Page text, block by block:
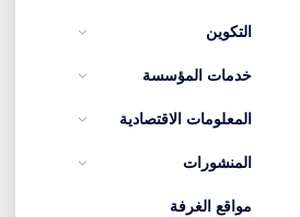
التكوين
خدمات المؤسسة
المعلومات الاقتصادية
المنشورات
مواقع الغرفة